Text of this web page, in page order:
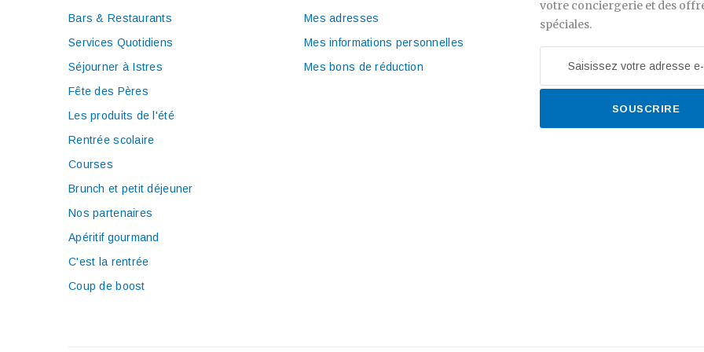
Bars & Restaurants
Services Quotidiens
Séjourner à Istres
Fête des Pères
Les produits de l'été
Rentrée scolaire
Courses
Brunch et petit déjeuner
Nos partenaires
Apéritif gourmand
C'est la rentrée
Coup de boost
Mes adresses
Mes informations personnelles
Mes bons de réduction
votre conciergerie et des
spéciales.
SOUSCRIRE